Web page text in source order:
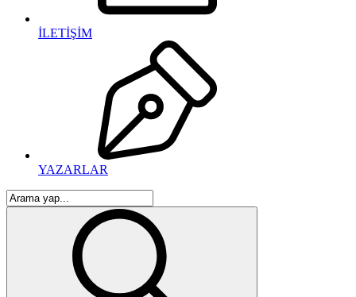
İLETİŞİM
YAZARLAR